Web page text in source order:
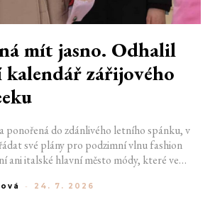
mít jasno. Odhalil
zářijového
ponořená do zdánlivého letního spánku, v
své plány pro podzimní vlnu fashion
ani italské hlavní město módy, které ve
jména, pozornost však zaměří
- 24. 7. 2026